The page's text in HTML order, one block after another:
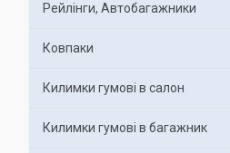
Рейлінги, Автобагажники
Ковпаки
Килимки гумові в салон
Килимки гумові в багажник